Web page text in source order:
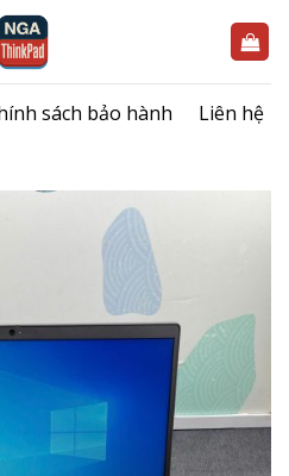
sách bảo hành Liên hệ